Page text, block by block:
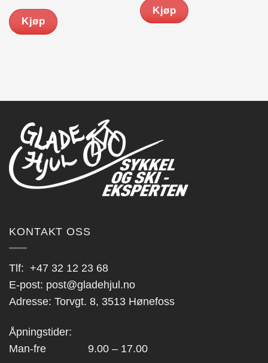
Kjøp
Kjøp
KONTAKT OSS
Tlf: +47 32 12 23 68
E-post: post@gladehjul.no
Adresse: Torvgt. 8, 3513 Hønefoss
Åpningstider:
Man-fre 9.00 – 17.00